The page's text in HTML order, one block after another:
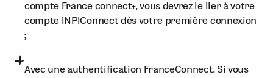
compte France connect+, vous devrez le lier à votre
compte INPIConnect dès votre première connexion
;
Avec une authentification FranceConnect. Si vous